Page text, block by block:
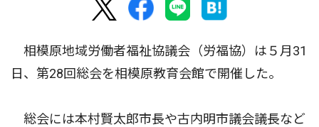
相模原地域労働者福祉協議会（労福協）は５月31
日、第28回総会を相模原教育会館で開催した。
総会には本村賢太郎市長や古内明市議会議長など